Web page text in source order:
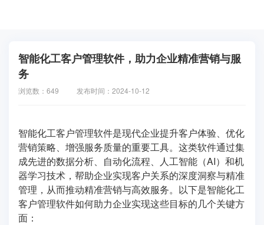
智能化工客户管理软件，助力企业精准营销与服
务
浏览数：649 发布时间：2024-10-12
智能化工客户管理软件是现代企业提升客户体验、优化
营销策略、增强服务质量的重要工具。这类软件通过集
成先进的数据分析、自动化流程、人工智能（AI）和机
器学习技术，帮助企业实现客户关系的深度洞察与精准
管理，从而推动精准营销与高效服务。以下是智能化工
客户管理软件如何助力企业实现这些目标的几个关键方
面：